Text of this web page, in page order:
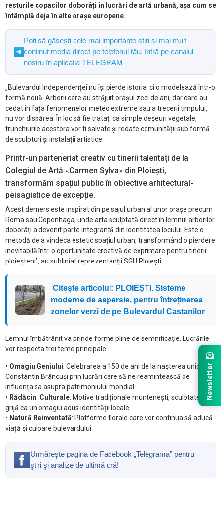
resturile copacilor doborâți în lucrări de artă urbană, așa cum se
întâmplă deja în alte orașe europene.
Poți să găsești cele mai importante știri și mai mult
conținut media direct pe telefonul tău. Intră pe canalul
nostru în aplicația TELEGRAM
„Bulevardul Independenței nu își pierde istoria, ci o modelează într-o
formă nouă. Arborii care au străjuit orașul zeci de ani, dar care au
cedat în fața fenomenelor meteo extreme sau a trecerii timpului,
nu vor dispărea. În loc să fie tratați ca simple deșeuri vegetale,
trunchiurile acestora vor fi salvate și redate comunității sub formă
de sculpturi și instalații artistice.
Printr-un parteneriat creativ cu tinerii talentați de la
Colegiul de Artă «Carmen Sylva» din Ploiești,
transformăm spațiul public în obiective arhitectural-
peisagistice de excepție.
Acest demers este inspirat din peisajul urban al unor orașe precum
Roma sau Copenhaga, unde arta sculptată direct în lemnul arborilor
doborâți a devenit parte integrantă din identitatea locului. Este o
metodă de a vindeca estetic spațiul urban, transformând o pierdere
inevitabilă într-o oportunitate creativă de exprimare pentru tinerii
ploieșteni”, au subliniat reprezentanții SGU Ploiești.
Citește articolul: PLOIEȘTI. Sisteme
moderne de aspersie, pentru întreținerea
zonelor verzi de pe Bulevardul Castanilor
Lemnul îmbătrânit va prinde forme pline de semnificație, Lucrările
vor respecta trei teme principale:
• Omagiu Geniului: Celebrarea a 150 de ani de la nașterea unicului
Constantin Brâncuși prin lucrări care să ne reamintească de
influența sa asupra patrimoniului mondial
• Rădăcini Culturale: Motive tradiționale muntenești, sculptate cu
grijă ca un omagiu adus identității locale
• Natură Reinventată: Platforme florale care vor continua să aducă
viață și culoare bulevardului
Urmăreşte pagina de Facebook „Telegrama” pentru
ştiri şi analize de ultimă oră!
Newsletter